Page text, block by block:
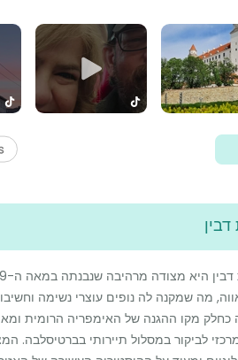
מה שמקנה לה נופים עוצרי נשימה
מקו ההגנה של האימפריה הרומית
לביקור במסלול תיירותי בברטיסלבה.